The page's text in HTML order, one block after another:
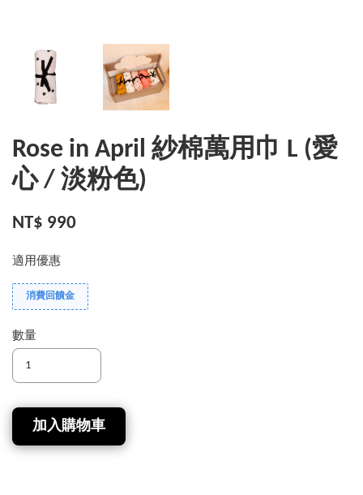
Rose in April 紗棉萬用巾 L (愛
心 / 淡粉色)
NT$ 990
適用優惠
消費回饋金
數量
加入購物車